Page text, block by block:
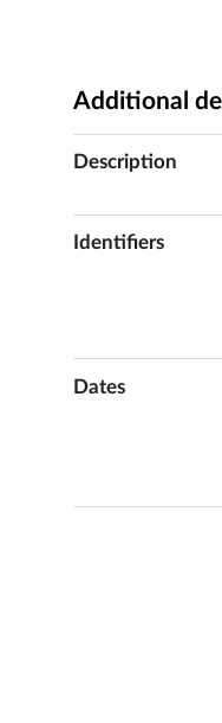
Additional
Description
Identifiers
Dates